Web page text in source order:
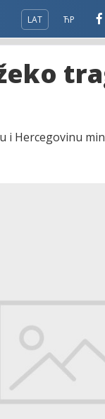
LAT ЋР
i Hercegovinu